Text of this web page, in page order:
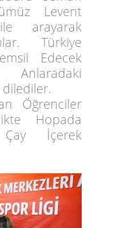
Levent
arayarak
Türkiye
Edecek
dilediler.
Öğrenciler
Hopada
İçerek